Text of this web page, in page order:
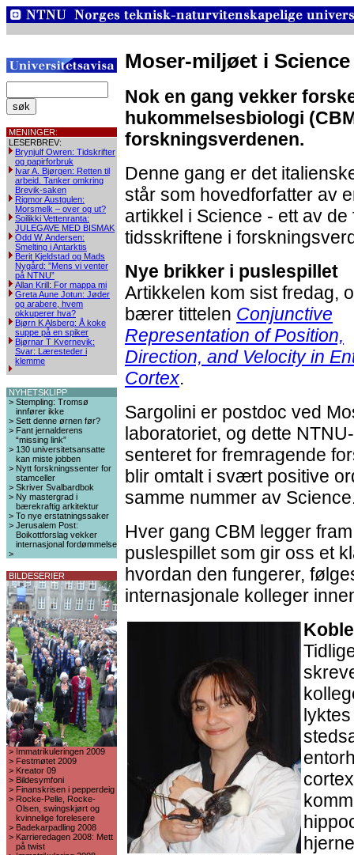
MENINGER:
LESERBREV:
Brynjulf Owren: Tidskrifter
og papirforbruk
Ivar A. Bjørgen: Retten til
arbeid. Tanker omkring
Brevik-saken
Rigmor Austgulen:
Morsmelk – over og ut?
Soilikki Vettenranta:
JULEGAVE MED BISMAK
Odd W. Andersen:
Smelting i Antarktis
Berit Kjeldstad og Mads
Nygård: ”Mens vi venter
på NTNU”
Allan Krill: For mappa mi
Greta Aune Jotun: Jøder
og arabere, hvem
okkuperer hva?
Bjørn K Alsberg: Å koke
suppe på en spiker
Bjørnar T Kvernevik:
Svar: Læresteder i
klemme
NYHETSKLIPP
> Stempling: Tromsø
innfører ikke
> Sett denne ørnen før?
> Fant jernalderens
“missing link”
> 130 universitetsansatte
kan miste jobben
> Nytt forskningssenter for
stamceller
> Skriver Svalbardbok
> Ny mastergrad i
bærekraftig arkitektur
> To nye erstatningssaker
> Jerusalem Post:
Boikottforslag vekker
internasjonal fordømmelse
>
BILDESERIER
> Immatrikuleringen 2009
> Festmøtet 2009
> Kreator 09
> Bildesymfoni
> Finanskrisen i pepperdeig
> Rocke-Pelle, Rocke-
Olsen, swingskjørt og
kvinnelige forelesere
> Badekarpadling 2008
> Karrieredagen 2008: Mett
på twist
Moser-miljøet i
Nok en gang vekker
hukommelsesbiologi
forskningsverdenen.
Denne gang er det
står som hovedforfatter av
artikkel i Science - ett av
tidsskriftene i
Nye brikker i puslespillet
Artikkelen kom sist fredag,
bærer tittelen Conjunctive
Representation of Position,
Direction, and Velocity in
Cortex.
Sargolini er postdoc ved
laboratoriet, og dette NTNU-
senteret for fremragende
blir omtalt i svært positive
samme nummer av
Hver gang CBM legger
puslespillet som gir oss et
hvordan den fungerer,
internasjonale kolleger